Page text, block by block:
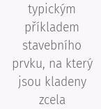
typickým
příkladem
stavebního
prvku, na který
jsou kladeny
zcela